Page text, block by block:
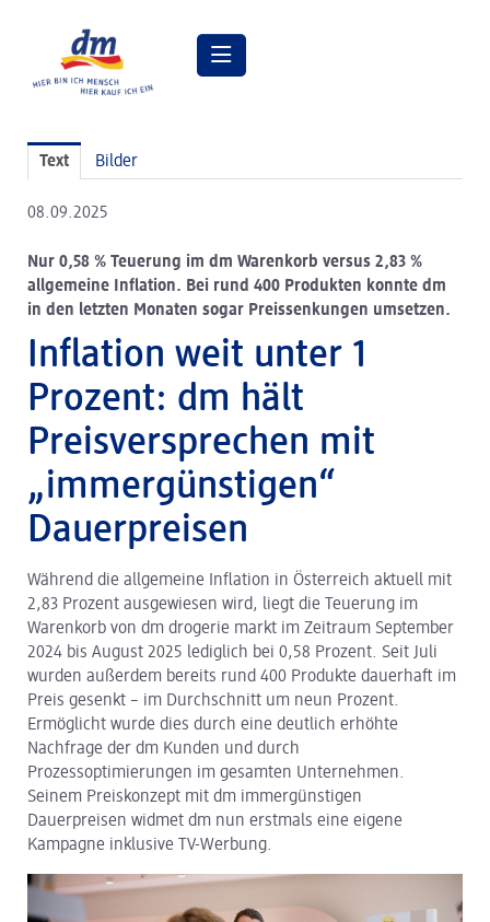
Pressebilder
dm Geschäftsführung
dm Markt
dm friseurstudio
dm kosmetikstudio
Verantwortung
Lehre bei dm
Arbeiten bei dm
dm Logistik
dm Online Shop
PAYBACK
Über dm
Pressekontakt
ACTIVE BEAUTY
Text Bilder
08.09.2025
Nur 0,58 % Teuerung im dm Warenkorb versus 2,83 %
allgemeine Inflation. Bei rund 400 Produkten konnte dm
in den letzten Monaten sogar Preissenkungen umsetzen.
Inflation weit unter 1
Prozent: dm hält
Preisversprechen mit
„immergünstigen“
Dauerpreisen
Während die allgemeine Inflation in Österreich aktuell mit
2,83 Prozent ausgewiesen wird, liegt die Teuerung im
Warenkorb von dm drogerie markt im Zeitraum September
2024 bis August 2025 lediglich bei 0,58 Prozent. Seit Juli
wurden außerdem bereits rund 400 Produkte dauerhaft im
Preis gesenkt – im Durchschnitt um neun Prozent.
Ermöglicht wurde dies durch eine deutlich erhöhte
Nachfrage der dm Kunden und durch
Prozessoptimierungen im gesamten Unternehmen.
Seinem Preiskonzept mit dm immergünstigen
Dauerpreisen widmet dm nun erstmals eine eigene
Kampagne inklusive TV-Werbung.